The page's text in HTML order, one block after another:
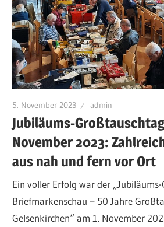
5. November 2023 admin
Jubiläums-
November 2023:
aus nah und fern vor Ort
Ein voller Erfolg war der
Briefmarkenschau – 50 Jahre
Gelsenkirchen“ am 1. November